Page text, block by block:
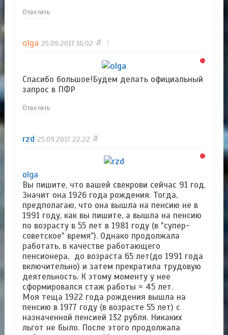
Ответить
olga 25.09.2017 16:02 # ↑
Спасибо большое!Будем делать официальный
запрос в ПФР
Ответить
rzd 25.09.2017 22:22 #
olga
Вы пишите, что вашей свекрови сейчас 91 год.
Значит она 1926 года рождения. Тогда,
предполагаю, что она вышла на пенсию не в
1991 году, как вы пишите, а вышла на пенсию
по возрасту в 55 лет в 1981 году (в "супер-
советское" время"). Однако продолжала
работать, в качестве работающего
пенсионера, до возраста 65 лет(до 1991 года
включительно) и затем прекратила трудовую
деятельность. К этому моменту у нее
сформировался стаж работы = 45 лет.
Моя теща 1922 года рождения вышла на
пенсию в 1977 году (в возрасте 55 лет) с
назначенной пенсией 132 рубля. Никаких
льгот не было. После этого продолжала